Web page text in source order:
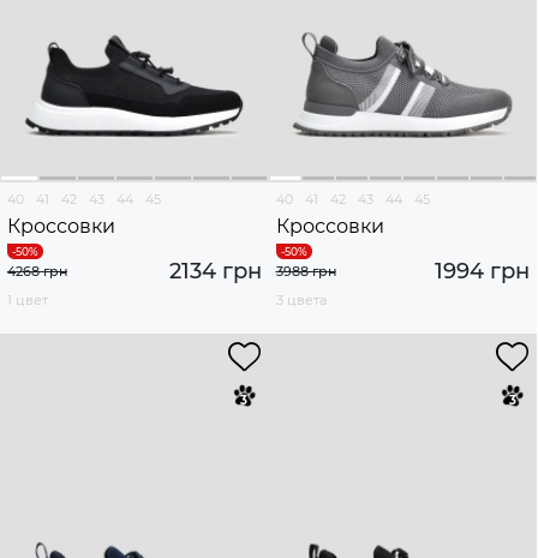
40 41 42 43 44 45
Кроссовки
2134 грн
4268 грн
1 цвет
40 41 42 43 44 45
Кроссовки
1994 грн
3988 грн
3 цвета